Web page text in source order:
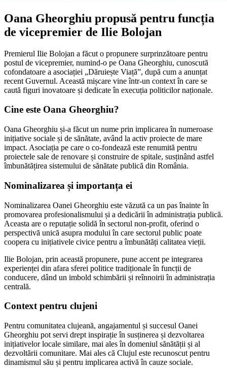
Oana Gheorghiu propusă pentru funcția
de vicepremier de Ilie Bolojan
Premierul Ilie Bolojan a făcut o propunere surprinzătoare pentru
postul de vicepremier, numind-o pe Oana Gheorghiu, cunoscută
cofondatoare a asociației „Dăruiește Viață”, după cum a anunțat
recent Guvernul. Această mișcare vine într-un context în care se
caută figuri inovatoare și dedicate în execuția politicilor naționale.
Cine este Oana Gheorghiu?
Oana Gheorghiu și-a făcut un nume prin implicarea în numeroase
inițiative sociale și de sănătate, având la activ proiecte de mare
impact. Asociația pe care o co-fondează este renumită pentru
proiectele sale de renovare și construire de spitale, susținând astfel
îmbunătățirea sistemului de sănătate publică din România.
Nominalizarea și importanța ei
Nominalizarea Oanei Gheorghiu este văzută ca un pas înainte în
promovarea profesionalismului și a dedicării în administrația publică.
Aceasta are o reputație solidă în sectorul non-profit, oferind o
perspectivă unică asupra modului în care sectorul public poate
coopera cu inițiativele civice pentru a îmbunătăți calitatea vieții.
Ilie Bolojan, prin această propunere, pune accent pe integrarea
experienței din afara sferei politice tradiționale în funcții de
conducere, dând un imbold schimbării și reînnoirii în administrația
centrală.
Context pentru clujeni
Pentru comunitatea clujeană, angajamentul și succesul Oanei
Gheorghiu pot servi drept inspirație în susținerea și dezvoltarea
inițiativelor locale similare, mai ales în domeniul sănătății și al
dezvoltării comunitare. Mai ales că Clujul este recunoscut pentru
dinamismul său și pentru implicarea activă în cauze sociale.